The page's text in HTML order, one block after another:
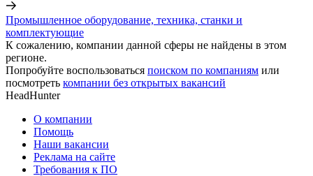
Промышленное оборудование, техника, станки и
комплектующие
К сожалению, компании данной сферы не найдены в этом
регионе.
Попробуйте воспользоваться поиском по компаниям или
посмотреть компании без открытых вакансий
HeadHunter
О компании
Помощь
Наши вакансии
Реклама на сайте
Требования к ПО